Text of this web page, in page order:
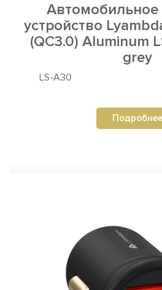
Автомобильное
устройство
(QC3.0) Aluminum
grey
LS-A30
Подробнее